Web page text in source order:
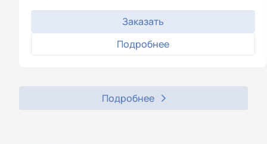
Заказать
Подробнее
Подробнее